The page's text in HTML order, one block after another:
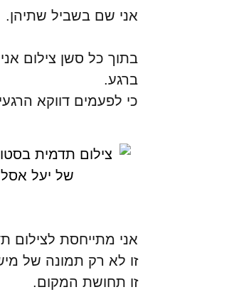
אני שם בשביל שתיהן.
בתוך כל סשן צילום
ברגע.
כי לפעמים דווקא
אני מתייחסת לצילום
זו לא רק תמונה של
זו תחושת המקום.